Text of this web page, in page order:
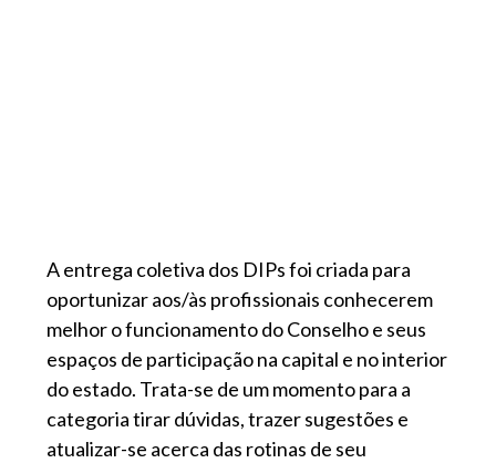
A entrega coletiva dos DIPs foi criada para
oportunizar aos/às profissionais conhecerem
melhor o funcionamento do Conselho e seus
espaços de participação na capital e no interior
do estado. Trata-se de um momento para a
categoria tirar dúvidas, trazer sugestões e
atualizar-se acerca das rotinas de seu